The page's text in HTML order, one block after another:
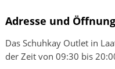
Adresse und
Das Schuhkay Outlet in
der Zeit von 09:30 bis